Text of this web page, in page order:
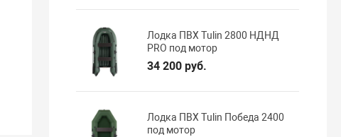
Лодка ПВХ Tulin 2800 НДНД
PRO под мотор
34 200 руб.
Лодка ПВХ Tulin Победа 2400
под мотор